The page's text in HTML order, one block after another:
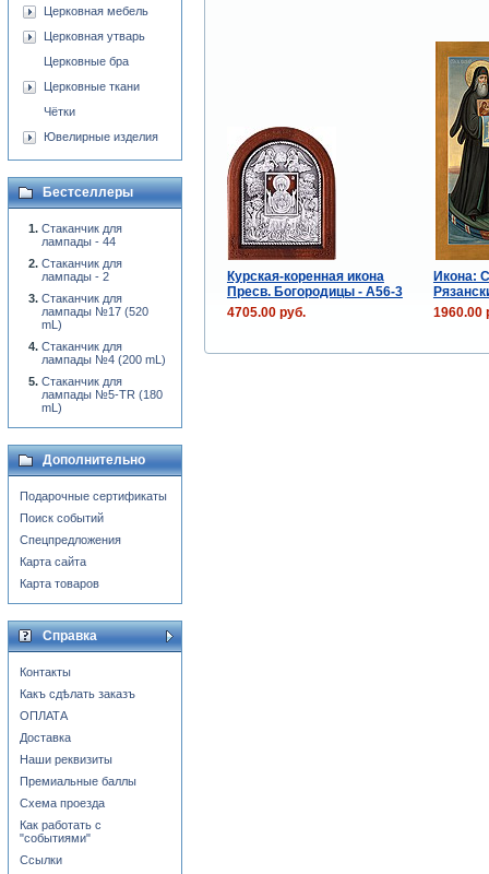
Курская-коренная икона
Пресв. Богородицы - А56-3
Икона:
4705.00 руб.
1960.00
Церковная мебель
Церковная утварь
Церковные бра
Церковные ткани
Чётки
Ювелирные изделия
Бестселлеры
Стаканчик для
лампады - 44
Стаканчик для
лампады - 2
Стаканчик для
лампады №17 (520
mL)
Стаканчик для
лампады №4 (200 mL)
Стаканчик для
лампады №5-TR (180
mL)
Дополнительно
Подарочные сертификаты
Поиск событий
Спецпредложения
Карта сайта
Карта товаров
Справка
Контакты
Какъ сдѣлать заказъ
ОПЛАТА
Доставка
Наши реквизиты
Премиальные баллы
Схема проезда
Как работать с
"событиями"
Ссылки